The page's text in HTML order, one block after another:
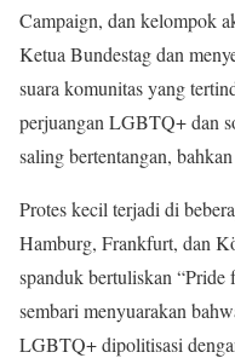
Campaign, dan kelompok
Ketua Bundestag dan
suara komunitas yang
perjuangan LGBTQ+ dan
saling bertentangan,
Protes kecil terjadi di
Hamburg, Frankfurt, dan
spanduk bertuliskan
sembari menyuarakan
LGBTQ+ dipolitisasi